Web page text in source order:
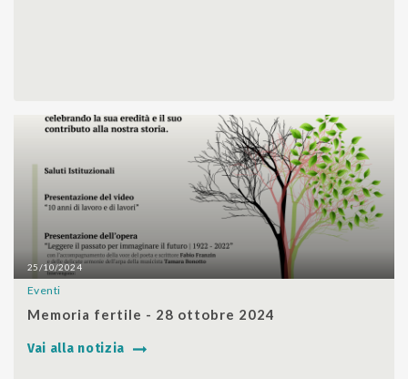
25/10/2024
Eventi
Memoria fertile - 28 ottobre 2024
Vai alla notizia